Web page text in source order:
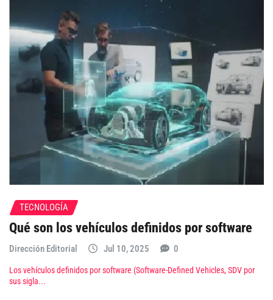
TECNOLOGÍA
Qué son los vehículos definidos por software
Dirección Editorial Jul 10, 2025 0
Los vehículos definidos por software (Software-Defined Vehicles, SDV por
sus sigla...